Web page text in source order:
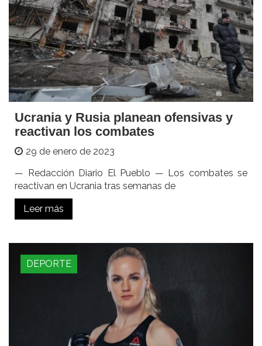
Ucrania y Rusia planean ofensivas y
reactivan los combates
29 de enero de 2023
— Redacción Diario El Pueblo — Los combates se
reactivan en Ucrania tras semanas de
Leer más
DEPORTE